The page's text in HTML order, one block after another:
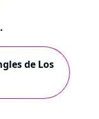
de Los